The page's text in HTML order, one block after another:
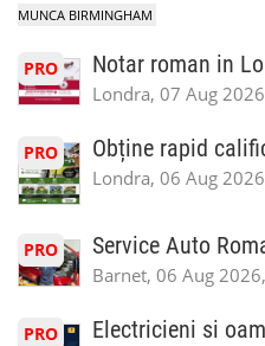
MUNCA BIRMINGHAM
PRO Notar roman in
Londra, 07 Aug
PRO Obține rapid
Londra, 06 Aug
PRO Service Auto
Barnet, 06 Aug
PRO Electricieni si